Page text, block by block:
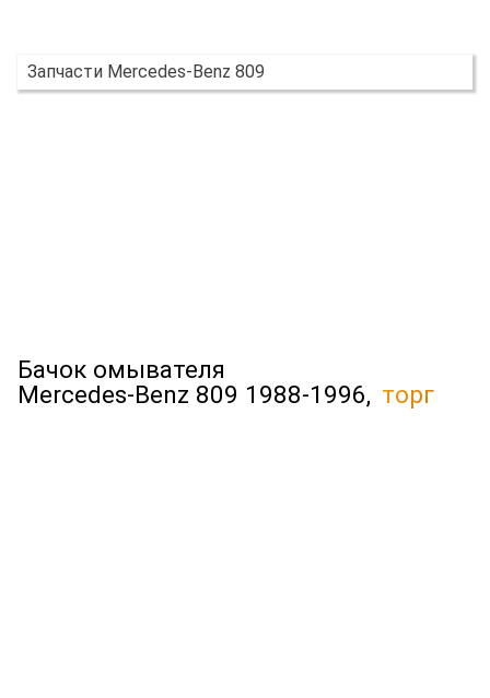
Запчасти Mercedes-Benz 809
Бачок омывателя
Mercedes-Benz 809 1988-1996, торг